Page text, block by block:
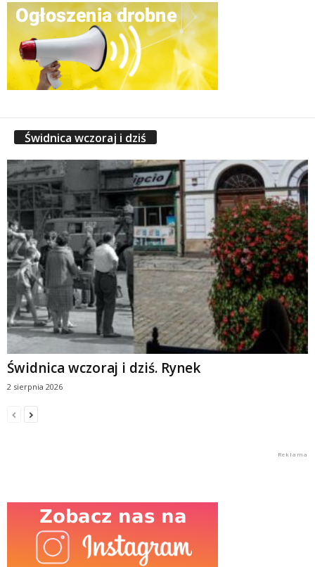
Świdnica wczoraj i dziś
Świdnica wczoraj i dziś. Rynek
2 sierpnia 2026